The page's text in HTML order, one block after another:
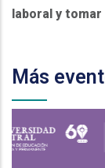
laboral y
Más